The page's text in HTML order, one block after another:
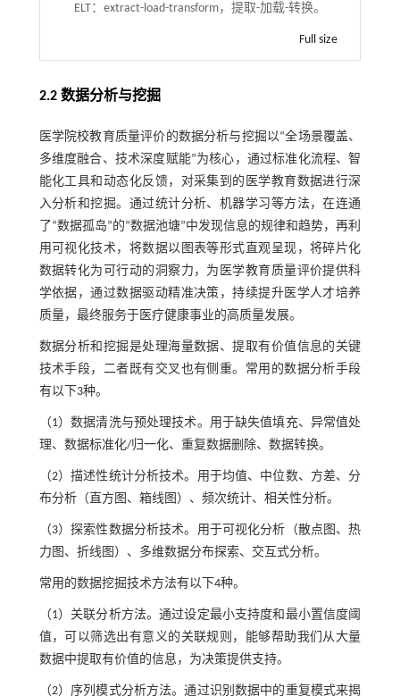
ELT：extract-load-transform，提取-加载-转换。
Full size
2.2 数据分析与挖掘
医学院校教育质量评价的数据分析与挖掘以“全场景覆盖、
多维度融合、技术深度赋能”为核心，通过标准化流程、智
能化工具和动态化反馈，对采集到的医学教育数据进行深
入分析和挖掘。通过统计分析、机器学习等方法，在连通
了“数据孤岛”的“数据池塘”中发现信息的规律和趋势，再利
用可视化技术，将数据以图表等形式直观呈现，将碎片化
数据转化为可行动的洞察力，为医学教育质量评价提供科
学依据，通过数据驱动精准决策，持续提升医学人才培养
质量，最终服务于医疗健康事业的高质量发展。
数据分析和挖掘是处理海量数据、提取有价值信息的关键
技术手段，二者既有交叉也有侧重。常用的数据分析手段
有以下3种。
（1）数据清洗与预处理技术。用于缺失值填充、异常值处
理、数据标准化/归一化、重复数据删除、数据转换。
（2）描述性统计分析技术。用于均值、中位数、方差、分
布分析（直方图、箱线图）、频次统计、相关性分析。
（3）探索性数据分析技术。用于可视化分析（散点图、热
力图、折线图）、多维数据分布探索、交互式分析。
常用的数据挖掘技术方法有以下4种。
（1）关联分析方法。通过设定最小支持度和最小置信度阈
值，可以筛选出有意义的关联规则，能够帮助我们从大量
数据中提取有价值的信息，为决策提供支持。
（2）序列模式分析方法。通过识别数据中的重复模式来揭